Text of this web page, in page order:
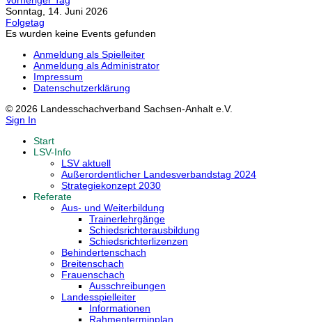
Sonntag, 14. Juni 2026
Folgetag
Es wurden keine Events gefunden
Anmeldung als Spielleiter
Anmeldung als Administrator
Impressum
Datenschutzerklärung
© 2026 Landesschachverband Sachsen-Anhalt e.V.
Sign In
Start
LSV-Info
LSV aktuell
Außerordentlicher Landesverbandstag 2024
Strategiekonzept 2030
Referate
Aus- und Weiterbildung
Trainerlehrgänge
Schiedsrichterausbildung
Schiedsrichterlizenzen
Behindertenschach
Breitenschach
Frauenschach
Ausschreibungen
Landesspielleiter
Informationen
Rahmenterminplan